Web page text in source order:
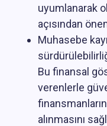
uyumlanarak
açısından
Muhasebe
Bu finansal
verenlerle
alınmasını